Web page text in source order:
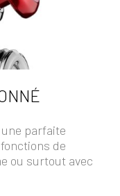
parfaite
de
ou surtout avec